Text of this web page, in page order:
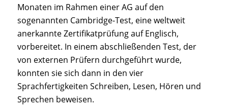
Monaten im Rahmen einer AG auf den
sogenannten Cambridge-Test, eine weltweit
anerkannte Zertifikatprüfung auf Englisch,
vorbereitet. In einem abschließenden Test, der
von externen Prüfern durchgeführt wurde,
konnten sie sich dann in den vier
Sprachfertigkeiten Schreiben, Lesen, Hören und
Sprechen beweisen.